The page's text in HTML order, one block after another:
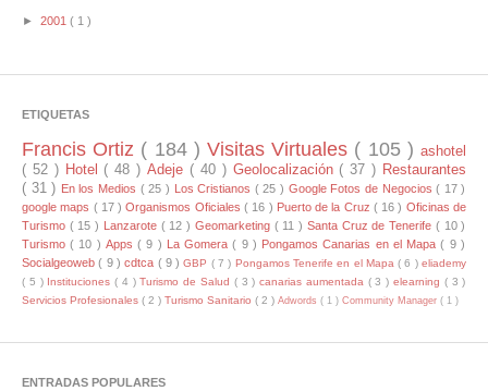
► 2001 ( 1 )
ETIQUETAS
Francis Ortiz ( 184 )Visitas Virtuales ( 105 )ashotel
( 52 ) Hotel ( 48 )Adeje ( 40 ) Geolocalización ( 37 ) Restaurantes
( 31 ) En los Medios ( 25 ) Los Cristianos ( 25 ) Google Fotos de Negocios( 17 )
google maps ( 17 )Organismos Oficiales ( 16 ) Puerto de la Cruz ( 16 ) Oficinas de
Turismo ( 15 ) Lanzarote ( 12 ) Geomarketing ( 11 ) Santa Cruz de Tenerife ( 10 )
Turismo( 10 ) Apps( 9 ) La Gomera( 9 ) Pongamos Canarias en el Mapa( 9 )
Socialgeoweb( 9 )cdtca ( 9 )GBP ( 7 ) Pongamos Tenerife en el Mapa( 6 )eliademy
( 5 ) Instituciones( 4 )Turismo de Salud ( 3 )canarias aumentada ( 3 ) elearning ( 3 )
Servicios Profesionales ( 2 ) Turismo Sanitario ( 2 ) Adwords ( 1 ) Community Manager ( 1 )
ENTRADAS POPULARES